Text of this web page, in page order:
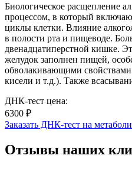
Биологическое расщепление
процессом, в который
циклы клетки. Влияние
в полости рта и пищеводе.
двенадцатиперстной кишке.
желудок заполнен пищей,
обволакивающими
кисели и т.д.). Также
ДНК-тест цена:
6300 ₽
Заказать ДНК-тест на
Отзывы наших